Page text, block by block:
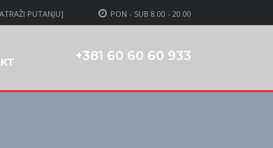
PON - SUB 8.00 - 20.00
PUTANJU]
+381 60 60 60 933